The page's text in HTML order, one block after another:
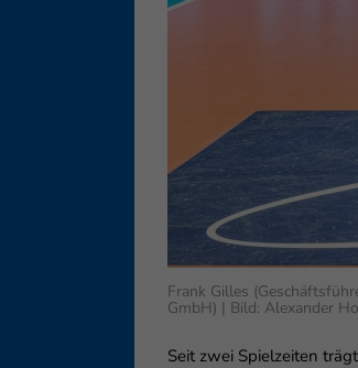
Frank Gilles
GmbH) | Bild: Alexander
Seit zwei Spielzeiten